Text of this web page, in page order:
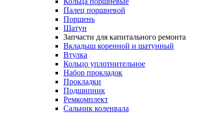
Палец поршневой
Поршень
Шатун
Запчасти для капитального ремонта
Вкладыш коренной и шатунный
Втулка
Кольцо уплотнительное
Набор прокладок
Прокладки
Подшипник
Ремкомплект
Сальник коленвала